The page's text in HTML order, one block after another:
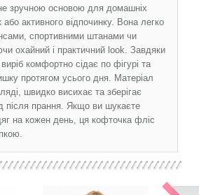
зручною основою для домашніх
або активного відпочинку. Вона легко
спортивними штанами чи
охайний і практичний look. Завдяки
комфортно сідає по фігурі та
протягом усього дня. Матеріал
швидко висихає та зберігає
після прання. Якщо ви шукаєте
на кожен день, ця кофточка фліс